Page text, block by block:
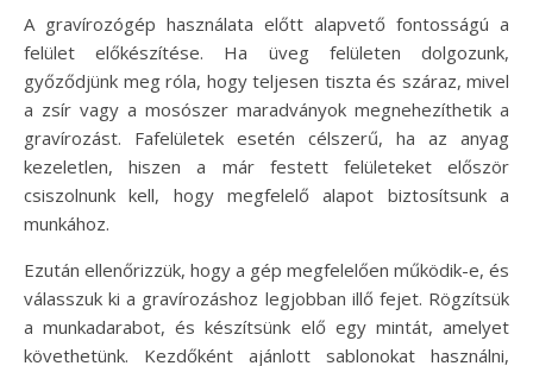
A gravírozógép használata előtt alapvető fontosságú a
felület előkészítése. Ha üveg felületen dolgozunk,
győződjünk meg róla, hogy teljesen tiszta és száraz, mivel
a zsír vagy a mosószer maradványok megnehezíthetik a
gravírozást. Fafelületek esetén célszerű, ha az anyag
kezeletlen, hiszen a már festett felületeket először
csiszolnunk kell, hogy megfelelő alapot biztosítsunk a
munkához.
Ezután ellenőrizzük, hogy a gép megfelelően működik-e, és
válasszuk ki a gravírozáshoz legjobban illő fejet. Rögzítsük
a munkadarabot, és készítsünk elő egy mintát, amelyet
követhetünk. Kezdőként ajánlott sablonokat használni,